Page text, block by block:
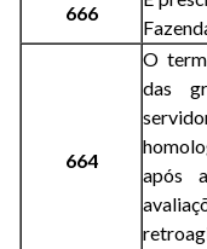
666
664
O
das
após